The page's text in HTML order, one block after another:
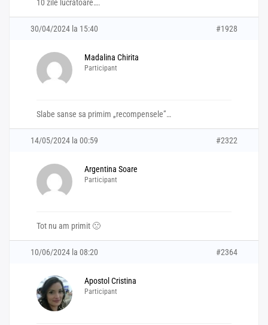
10 zile lucrătoare….
30/04/2024 la 15:40 #1928
Madalina Chirita
Participant
Slabe sanse sa primim „recompensele”…
14/05/2024 la 00:59 #2322
Argentina Soare
Participant
Tot nu am primit 🙁
10/06/2024 la 08:20 #2364
Apostol Cristina
Participant